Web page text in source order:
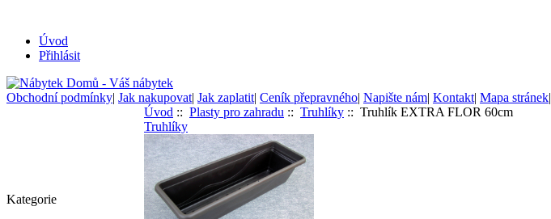
Úvod
Přihlásit
Obchodní podmínky| Jak nakupovat| Jak zaplatit| Ceník přepravného| Napište nám| Kontakt| Mapa stránek|
Kategorie
Úvod :: Plasty pro zahradu :: Truhlíky :: Truhlík EXTRA FLOR 60cm
Truhlíky